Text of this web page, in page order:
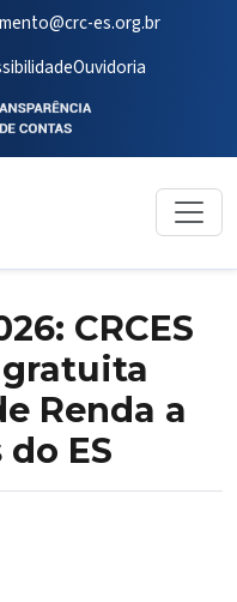
es.org.br
Ouvidoria
CRCES
Renda a
ES